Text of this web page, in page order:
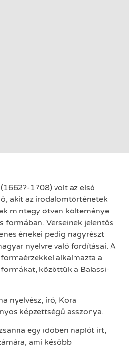
1708) volt az első
akit az irodalomtörténetek
mintegy ötven költeménye
formában. Verseinek jelentős
énekei pedig nagyrészt
nyelvre való fordításai. A
alkalmazta a
közöttük a Balassi-
nyelvész, író, Kora
képzettségű asszonya.
egy időben naplót írt,
ami később